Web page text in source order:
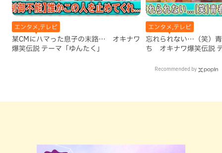
エンタメ,テレビ
某CMにハマった息子の末路… オキナワ
爆笑伝説 テーマ「ゆんたく」
エンタメ,テレビ
忘れられない…（笑）
ち オキナワ爆笑伝説
Recommended by